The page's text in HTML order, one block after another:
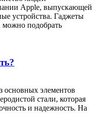
Apple, выпускающей
устройства. Гаджеты
подобрать
основных элементов
стали, которая
и надежность. На